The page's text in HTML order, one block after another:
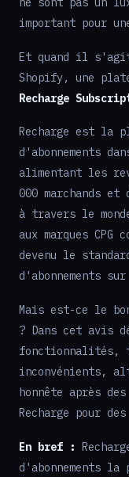
important pour
Et quand il s'agit
Shopify, une
Recharge
Recharge est la
d'abonnements
alimentant les
000 marchands
à travers le
aux marques
devenu le
d'abonnements
Mais est-ce le
? Dans cet avis
fonctionnalités,
inconvénients,
honnête après
Recharge pour
En bref :
d'abonnements